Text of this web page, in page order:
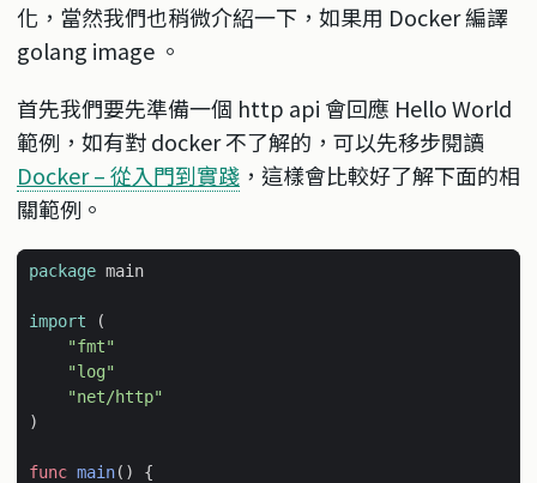
化，當然我們也稍微介紹一下，如果用 Docker 編譯
golang image 。
首先我們要先準備一個 http api 會回應 Hello World
範例，如有對 docker 不了解的，可以先移步閱讀
Docker – 從入門到實踐 ，這樣會比較好了解下面的相
關範例。
package main
import
(
"fmt"
"log"
"net/http"
)
func main()
{